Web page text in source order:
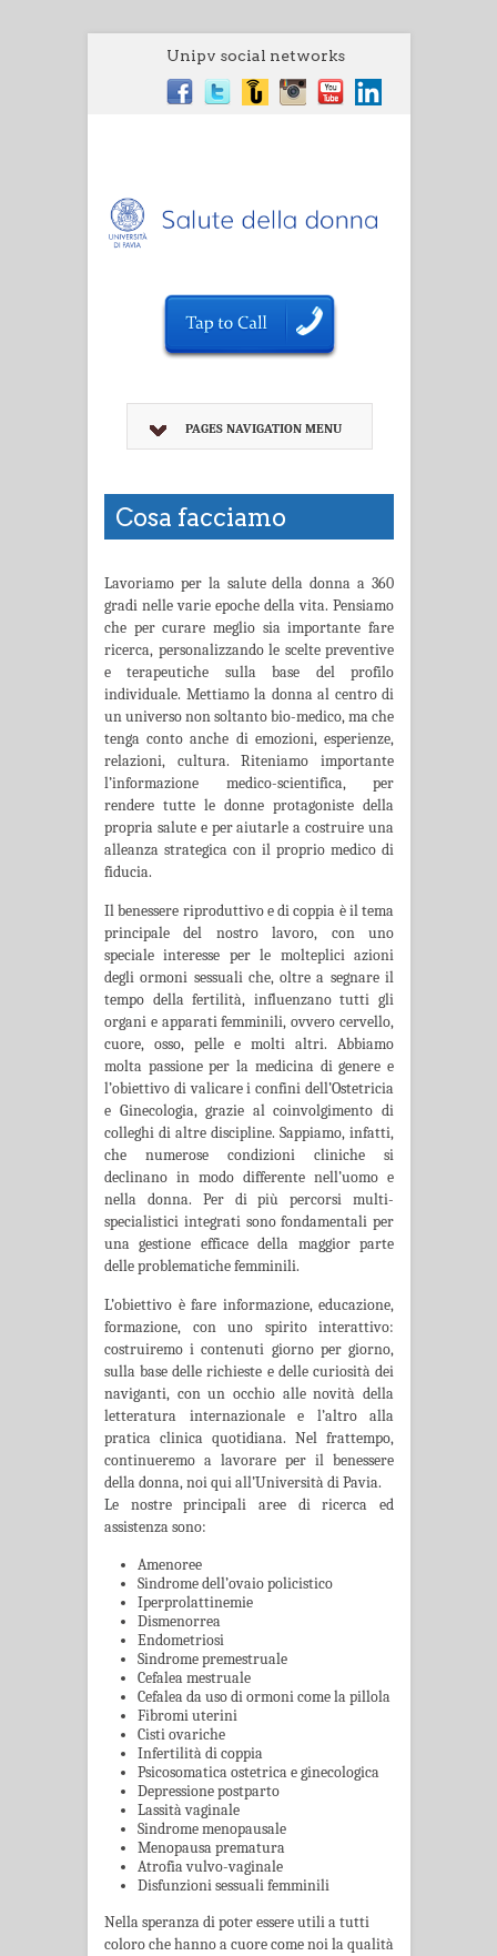
Unipv social networks
PAGES NAVIGATION MENU
Cosa facciamo
Lavoriamo per la salute della donna a 360
gradi nelle varie epoche della vita. Pensiamo
che per curare meglio sia importante fare
ricerca, personalizzando le scelte preventive
e terapeutiche sulla base del profilo
individuale. Mettiamo la donna al centro di
un universo non soltanto bio-medico, ma che
tenga conto anche di emozioni, esperienze,
relazioni, cultura. Riteniamo importante
l’informazione medico-scientifica, per
rendere tutte le donne protagoniste della
propria salute e per aiutarle a costruire una
alleanza strategica con il proprio medico di
fiducia.
Il benessere riproduttivo e di coppia è il tema
principale del nostro lavoro, con uno
speciale interesse per le molteplici azioni
degli ormoni sessuali che, oltre a segnare il
tempo della fertilità, influenzano tutti gli
organi e apparati femminili, ovvero cervello,
cuore, osso, pelle e molti altri. Abbiamo
molta passione per la medicina di genere e
l’obiettivo di valicare i confini dell’Ostetricia
e Ginecologia, grazie al coinvolgimento di
colleghi di altre discipline. Sappiamo, infatti,
che numerose condizioni cliniche si
declinano in modo differente nell’uomo e
nella donna. Per di più percorsi multi-
specialistici integrati sono fondamentali per
una gestione efficace della maggior parte
delle problematiche femminili.
L’obiettivo è fare informazione, educazione,
formazione, con uno spirito interattivo:
costruiremo i contenuti giorno per giorno,
sulla base delle richieste e delle curiosità dei
naviganti, con un occhio alle novità della
letteratura internazionale e l’altro alla
pratica clinica quotidiana. Nel frattempo,
continueremo a lavorare per il benessere
della donna, noi qui all’Università di Pavia.
Le nostre principali aree di ricerca ed
assistenza sono:
Amenoree
Sindrome dell’ovaio policistico
Iperprolattinemie
Dismenorrea
Endometriosi
Sindrome premestruale
Cefalea mestruale
Cefalea da uso di ormoni come la pillola
Fibromi uterini
Cisti ovariche
Infertilità di coppia
Psicosomatica ostetrica e ginecologica
Depressione postparto
Lassità vaginale
Sindrome menopausale
Menopausa prematura
Atrofia vulvo-vaginale
Disfunzioni sessuali femminili
Nella speranza di poter essere utili a tutti
coloro che hanno a cuore come noi la qualità